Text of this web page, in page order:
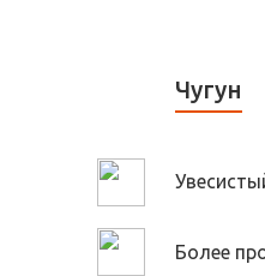
Чугун
Более